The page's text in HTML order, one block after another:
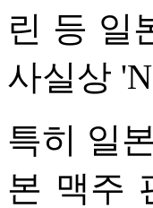
린 등 일
사실상
특히 일
본 맥주